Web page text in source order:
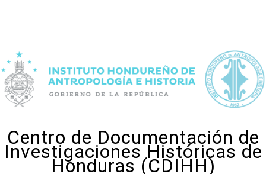
Centro de Documentación de
Investigaciones Históricas de
Honduras (CDIHH)